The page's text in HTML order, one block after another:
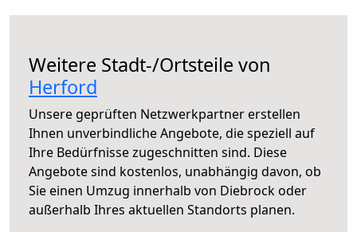
Weitere Stadt-/Ortsteile von
Herford
Unsere geprüften Netzwerkpartner erstellen
Ihnen unverbindliche Angebote, die speziell auf
Ihre Bedürfnisse zugeschnitten sind. Diese
Angebote sind kostenlos, unabhängig davon, ob
Sie einen Umzug innerhalb von Diebrock oder
außerhalb Ihres aktuellen Standorts planen.